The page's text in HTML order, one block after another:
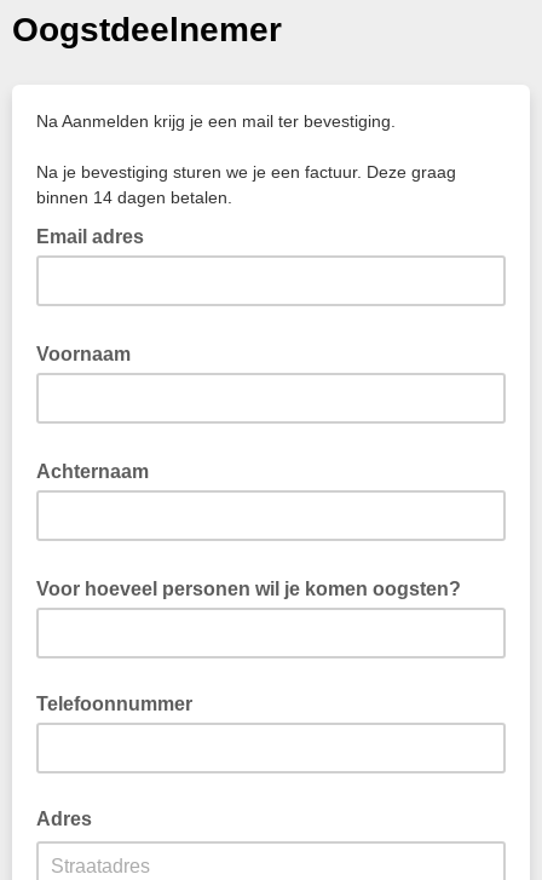
Oogstdeelnemer
Na Aanmelden krijg je een mail ter bevestiging.
Na je bevestiging sturen we je een factuur. Deze graag
binnen 14 dagen betalen.
Email adres
Voornaam
Achternaam
Voor hoeveel personen wil je komen oogsten?
Telefoonnummer
Adres